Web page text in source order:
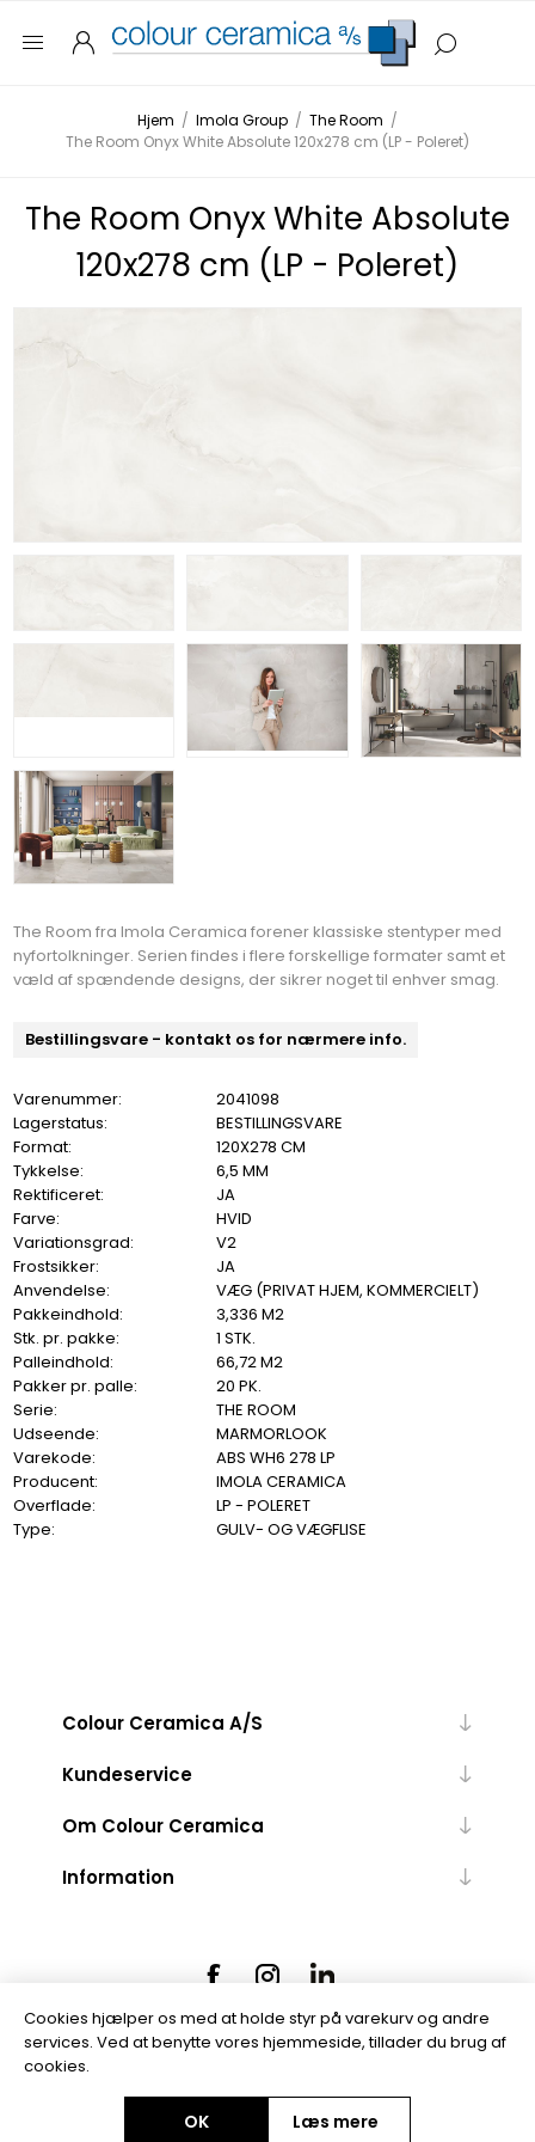
Hjem / Imola Group / The Room /
The Room Onyx White Absolute 120x278 cm (LP - Poleret)
The Room Onyx White Absolute
120x278 cm (LP - Poleret)
The Room fra Imola Ceramica forener klassiske stentyper med
nyfortolkninger. Serien findes i flere forskellige formater samt et
væld af spændende designs, der sikrer noget til enhver smag.
Bestillingsvare - kontakt os for nærmere info.
Varenummer:
2041098
Lagerstatus:
BESTILLINGSVARE
Format:
120X278 CM
Tykkelse:
6,5 MM
Rektificeret:
JA
Farve:
HVID
Variationsgrad:
V2
Frostsikker:
JA
Anvendelse:
VÆG (PRIVAT HJEM, KOMMERCIELT)
Pakkeindhold:
3,336 M2
Stk. pr. pakke:
1 STK.
Palleindhold:
66,72 M2
Pakker pr. palle:
20 PK.
Serie:
THE ROOM
Udseende:
MARMORLOOK
Varekode:
ABS WH6 278 LP
Producent:
IMOLA CERAMICA
Overflade:
LP - POLERET
Type:
GULV- OG VÆGFLISE
Colour Ceramica A/S
Kundeservice
Om Colour Ceramica
Information
Powered bynopCommerce
Copyright © 2026 Colour Ceramica A/S. Alle rettigheder forbeholdt.
Cookies hjælper os med at holde styr på varekurv og andre
services. Ved at benytte vores hjemmeside, tillader du brug af
cookies.
OK Læs mere